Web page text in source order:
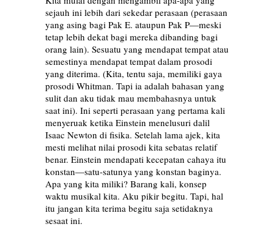
sejauh ini lebih dari sekedar perasaan (perasaan
yang asing bagi Pak E. ataupun Pak P—meski
tetap lebih dekat bagi mereka dibanding bagi
orang lain). Sesuatu yang mendapat tempat atau
semestinya mendapat tempat dalam prosodi
yang diterima. (Kita, tentu saja, memiliki gaya
prosodi Whitman. Tapi ia adalah bahasan yang
sulit dan aku tidak mau membahasnya untuk
saat ini). Ini seperti perasaan yang pertama kali
menyeruak ketika Einstein menelusuri dalil
Isaac Newton di fisika. Setelah lama ajek, kita
mesti melihat nilai prosodi kita sebatas relatif
benar. Einstein mendapati kecepatan cahaya itu
konstan—satu-satunya yang konstan baginya.
Apa yang kita miliki? Barang kali, konsep
waktu musikal kita. Aku pikir begitu. Tapi, hal
itu jangan kita terima begitu saja setidaknya
sesaat ini.